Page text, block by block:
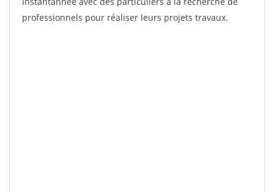
professionnels pour réaliser leurs projets travaux.